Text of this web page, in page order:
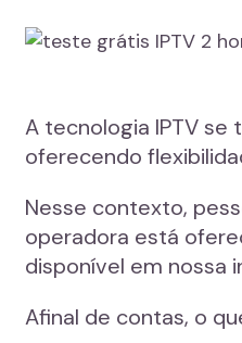
A tecnologia IPTV
oferecendo
Nesse contexto,
operadora está
disponível em nossa
Afinal de contas, o